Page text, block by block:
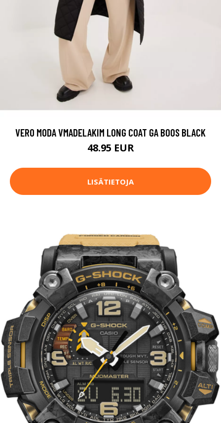
VERO MODA VMADELAKIM LONG COAT GA BOOS BLACK
48.95 EUR
LISÄTIETOJA